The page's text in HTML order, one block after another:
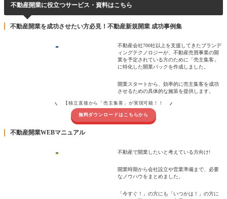
不動産開業に役立つサービス・資料はこちら
不動産開業を成功させたい方必見！不動産新規開業 成功事例集
不動産会社700社以上を支援してきたブランデ
ィングテクノロジーが、不動産売買事業の開
業を予定されている方のために「売主集客」
に特化した開業パックを作成しました。
開業スタートから、効率的に売主集客を成功
させるための具体的な施策を提供します。
【独立直後から「売主集客」が実現可能！！
無料ダウンロードはこちらから
不動産開業WEBマニュアル
不動産で開業したいと考えている方向け!
開業時期から会社設立や営業準備まで、必要
なノウハウをまとめました。
「今すぐ！」の方にも「いつかは！」の方に